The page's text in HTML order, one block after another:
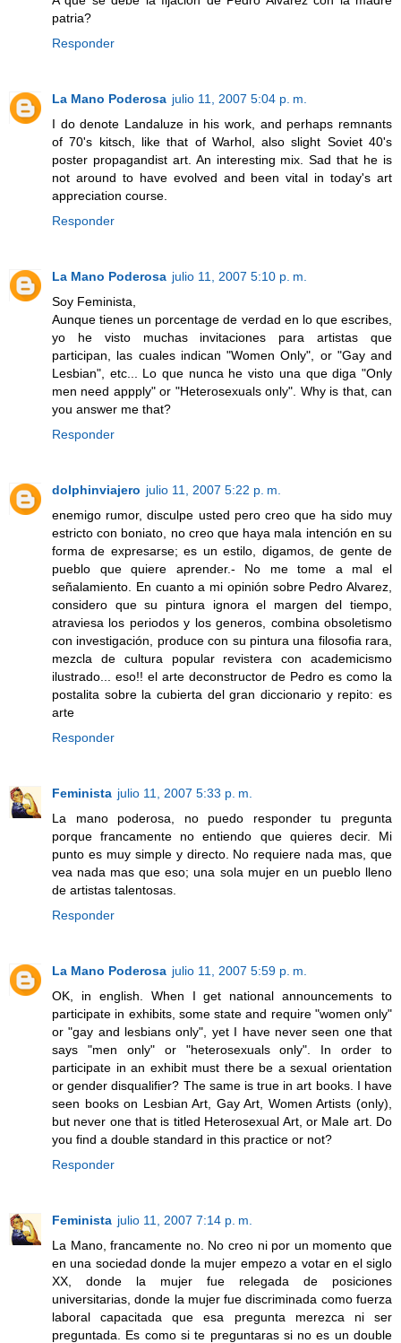
patria?
Responder
La Mano Poderosa julio 11, 2007 5:04 p. m.
I do denote Landaluze in his work, and perhaps remnants
of 70's kitsch, like that of Warhol, also slight Soviet 40's
poster propagandist art. An interesting mix. Sad that he is
not around to have evolved and been vital in today's art
appreciation course.
Responder
La Mano Poderosa julio 11, 2007 5:10 p. m.
Soy Feminista,
Aunque tienes un porcentage de verdad en lo que escribes,
yo he visto muchas invitaciones para artistas que
participan, las cuales indican "Women Only", or "Gay and
Lesbian", etc... Lo que nunca he visto una que diga "Only
men need appply" or "Heterosexuals only". Why is that, can
you answer me that?
Responder
dolphinviajero julio 11, 2007 5:22 p. m.
enemigo rumor, disculpe usted pero creo que ha sido muy
estricto con boniato, no creo que haya mala intención en su
forma de expresarse; es un estilo, digamos, de gente de
pueblo que quiere aprender.- No me tome a mal el
señalamiento. En cuanto a mi opinión sobre Pedro Alvarez,
considero que su pintura ignora el margen del tiempo,
atraviesa los periodos y los generos, combina obsoletismo
con investigación, produce con su pintura una filosofia rara,
mezcla de cultura popular revistera con academicismo
ilustrado... eso!! el arte deconstructor de Pedro es como la
postalita sobre la cubierta del gran diccionario y repito: es
arte
Responder
Feminista julio 11, 2007 5:33 p. m.
La mano poderosa, no puedo responder tu pregunta
porque francamente no entiendo que quieres decir. Mi
punto es muy simple y directo. No requiere nada mas, que
vea nada mas que eso; una sola mujer en un pueblo lleno
de artistas talentosas.
Responder
La Mano Poderosa julio 11, 2007 5:59 p. m.
OK, in english. When I get national announcements to
participate in exhibits, some state and require "women only"
or "gay and lesbians only", yet I have never seen one that
says "men only" or "heterosexuals only". In order to
participate in an exhibit must there be a sexual orientation
or gender disqualifier? The same is true in art books. I have
seen books on Lesbian Art, Gay Art, Women Artists (only),
but never one that is titled Heterosexual Art, or Male art. Do
you find a double standard in this practice or not?
Responder
Feminista julio 11, 2007 7:14 p. m.
La Mano, francamente no. No creo ni por un momento que
en una sociedad donde la mujer empezo a votar en el siglo
XX, donde la mujer fue relegada de posiciones
universitarias, donde la mujer fue discriminada como fuerza
laboral capacitada que esa pregunta merezca ni ser
preguntada. Es como si te preguntaras si no es un double